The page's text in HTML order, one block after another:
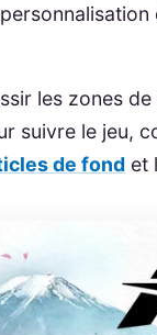
les zones
suivre le jeu,
de fond et